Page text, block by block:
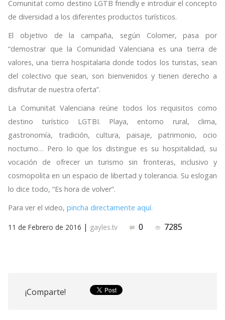
Comunitat como destino LGTB friendly e introduir el concepto
de diversidad a los diferentes productos turísticos.
El objetivo de la campaña, según Colomer, pasa por
“demostrar que la Comunidad Valenciana es una tierra de
valores, una tierra hospitalaria donde todos los turistas, sean
del colectivo que sean, son bienvenidos y tienen derecho a
disfrutar de nuestra oferta”.
La Comunitat Valenciana reúne todos los requisitos como
destino turístico LGTBI. Playa, entorno rural, clima,
gastronomía, tradición, cultura, paisaje, patrimonio, ocio
nocturno… Pero lo que los distingue es su hospitalidad, su
vocación de ofrecer un turismo sin fronteras, inclusivo y
cosmopolita en un espacio de libertad y tolerancia. Su eslogan
lo dice todo, “Es hora de volver”.
Para ver el video, pincha directamente aquí.
11 de Febrero de 2016 | gayles.tv 0 7285
¡Comparte!